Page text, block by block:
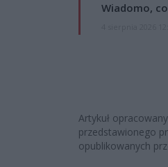
Wiadomo,
Artykuł
przedstawionego
opublikowanych